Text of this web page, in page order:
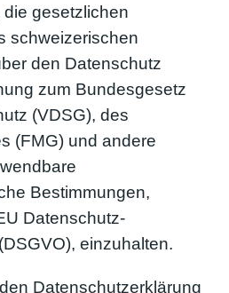
gesetzlichen
schweizerischen
den Datenschutz
zum Bundesgesetz
(VDSG), des
(FMG) und andere
Bestimmungen,
Datenschutz-
einzuhalten.
Datenschutzerklärung